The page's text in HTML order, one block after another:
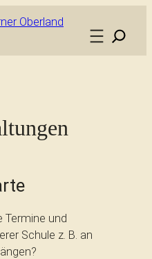
Termine und
Schule z. B. an